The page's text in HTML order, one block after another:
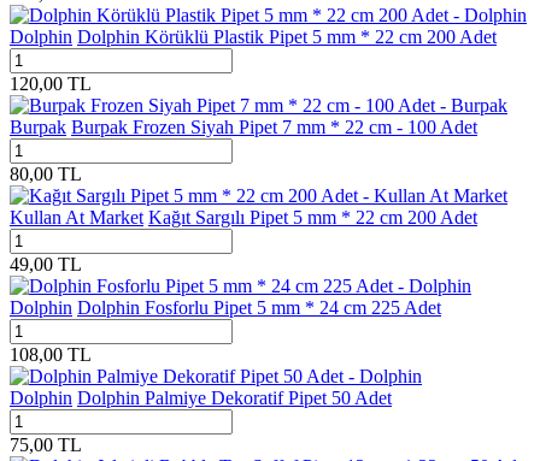
Dolphin Dolphin Körüklü Plastik Pipet 5 mm * 22 cm 200 Adet
120,00 TL
Burpak Burpak Frozen Siyah Pipet 7 mm * 22 cm - 100 Adet
80,00 TL
Kullan At Market Kağıt Sargılı Pipet 5 mm * 22 cm 200 Adet
49,00 TL
Dolphin Dolphin Fosforlu Pipet 5 mm * 24 cm 225 Adet
108,00 TL
Dolphin Dolphin Palmiye Dekoratif Pipet 50 Adet
75,00 TL